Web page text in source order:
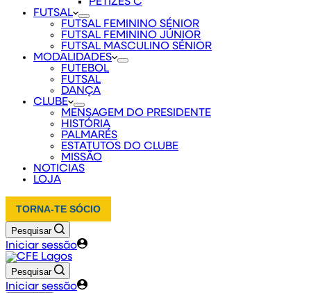
FUTSAL
FUTSAL FEMININO SÉNIOR
FUTSAL FEMININO JÚNIOR
FUTSAL MASCULINO SÉNIOR
MODALIDADES
FUTEBOL
FUTSAL
DANÇA
CLUBE
MENSAGEM DO PRESIDENTE
HISTÓRIA
PALMARÉS
ESTATUTOS DO CLUBE
MISSÃO
NOTICIAS
LOJA
TORNA-TE SÓCIO
Pesquisar
Iniciar sessão
Pesquisar
Iniciar sessão